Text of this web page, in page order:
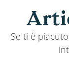
Se ti è